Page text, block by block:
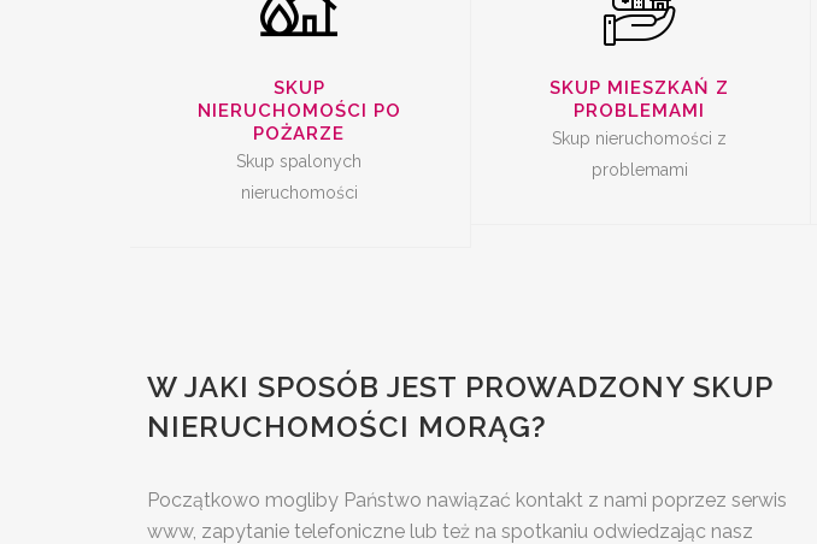
SKUP
NIERUCHOMOŚCI PO
POŻARZE
Skup spalonych
nieruchomości
SKUP MIESZKAŃ Z
PROBLEMAMI
Skup nieruchomości z
problemami
W JAKI SPOSÓB JEST PROWADZONY SKUP
NIERUCHOMOŚCI MORĄG?
Początkowo mogliby Państwo nawiązać kontakt z nami poprzez serwis
www, zapytanie telefoniczne lub też na spotkaniu odwiedzając nasz